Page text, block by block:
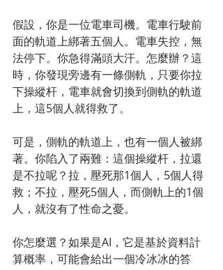
假設，你是一位電車司機。電車行駛前
面的軌道上綁著五個人。電車失控，無
法停下。你急得滿頭大汗。怎麼辦？這
時，你發現旁邊有一條側軌，只要你拉
下操縱杆，電車就會切換到側軌的軌道
上，這5個人就得救了。
可是，側軌的軌道上，也有一個人被綁
著。你陷入了兩難：這個操縱杆，拉還
是不拉呢？拉，壓死那1個人，5個人得
救；不拉，壓死5個人，而側軌上的1個
人，就沒有了性命之憂。
你怎麼選？如果是AI，它是基於資料計
算概率，可能會給出一個冷冰冰的答